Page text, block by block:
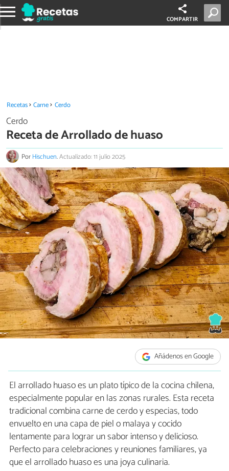
COMPARTIR
Recetas Carne Cerdo
Cerdo
Receta de Arrollado de huaso
PorHischuen.Actualizado: 11 julio 2025
Añádenos en Google
El arrollado huaso es un plato típico de la cocina chilena,
especialmente popular en las zonas rurales. Esta receta
tradicional combina carne de cerdo y especias, todo
envuelto en una capa de piel o malaya y cocido
lentamente para lograr un sabor intenso y delicioso.
Perfecto para celebraciones y reuniones familiares, ya
que el arrollado huaso es una joya culinaria.